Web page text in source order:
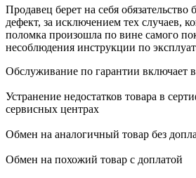
Продавец берет на себя обязательство
дефект, за исключением тех случаев,
поломка произошла по вине самого
несоблюдения инструкции по
Обслуживание по гарантии включает в
Устранение недостатков товара в
сервисных центрах
Обмен на аналогичный товар без
Обмен на похожий товар с доплатой